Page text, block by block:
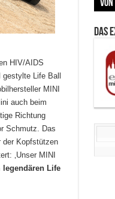
HIV/AIDS
gestylte Life Ball
MINI
auch beim
Richtung
Schmutz. Das
der Kopfstützen
‚Unser MINI
legendären Life
Das